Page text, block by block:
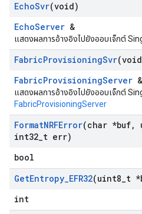
EchoSvr(void)
EchoServer &
แสดงผลการอ้างอิงไปยังออบเจ็กต์
FabricProvisioningSvr
FabricProvisioningServer &
แสดงผลการอ้างอิงไปยังออบเจ็กต์
FabricProvisioningServer
FormatNRFError(char *buf,
int32 t err)
bool
GetEntropy_EFR32(uint8 t
int